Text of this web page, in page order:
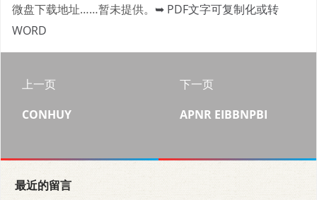
微盘下载地址……暂未提供。 ➥ PDF文字可复制化或转
WORD
上一页
CONHUY
下一页
APNR EIBBNPBI
最近的留言